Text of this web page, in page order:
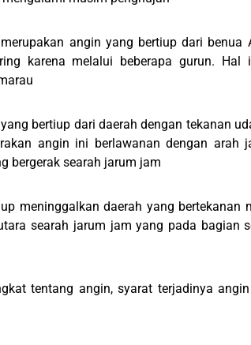
angin yang bertiup dari benua
karena melalui beberapa gurun. Hal
bertiup dari daerah dengan tekanan
angin ini berlawanan dengan arah
bergerak searah jarum jam
meninggalkan daerah yang bertekanan
searah jarum jam yang pada bagian
tentang angin, syarat terjadinya